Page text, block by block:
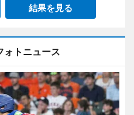
結果を見る
ォトニュース